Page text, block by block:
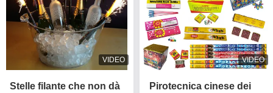
VIDEO
2025 Nuovo 1.4 Pro
VIDEO
Torta di fuochi d'artificio